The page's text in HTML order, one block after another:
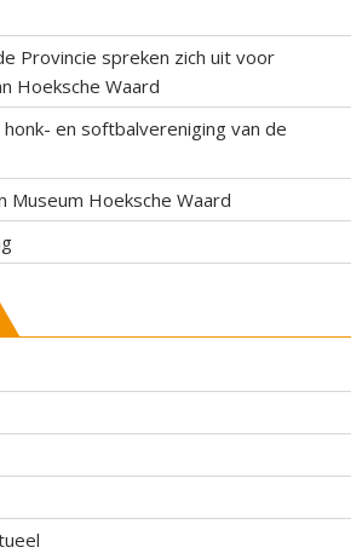
Provincie spreken zich uit voor
Hoeksche Waard
en softbalvereniging van de
Museum Hoeksche Waard